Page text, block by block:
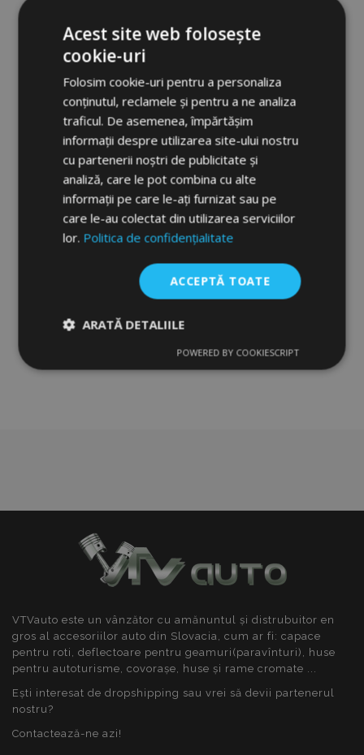
Paravanturi auto HEKO pentru DODGE
MAGNUM 2004-2008, 5 usi, fata si spate,
4 buc
262,00 lei
Adauga In Cos
Lista
Dorințe
VTVauto este un vânzător cu amănuntul și distrubuitor en
gros al accesoriilor auto din Slovacia, cum ar fi: capace
pentru roti, deflectoare pentru geamuri(paravînturi), huse
pentru autoturisme, covorașe, huse și rame cromate ...
Ești interesat de dropshipping sau vrei să devii partenerul
nostru?
Contactează-ne azi!
Acest site web folosește
cookie-uri
Folosim cookie-uri pentru a personaliza
conținutul, reclamele și pentru a ne analiza
traficul. De asemenea, împărtășim
informații despre utilizarea site-ului nostru
cu partenerii noștri de publicitate și
analiză, care le pot combina cu alte
informații pe care le-ați furnizat sau pe
care le-au colectat din utilizarea serviciilor
lor. Politica de confidențialitate
ACCEPTĂ TOATE
ARATĂ DETALIILE
necesare
De
performanță
De
targetare
Strict necesare
De targetare
De funcţionalitate
funcționalitatea principală a site-ului web, cum ar
fi autentificarea utilizatorului și gestionarea
contului. Site-ul web nu poate fi utilizat corect fără
cookie-uri strict necesare.
Domeniu
POWERED BY COOKIESCRIPT